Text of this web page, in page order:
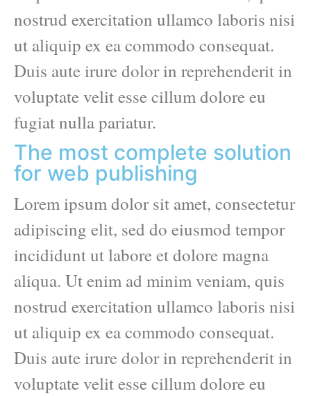
nostrud exercitation ullamco laboris nisi
ut aliquip ex ea commodo consequat.
Duis aute irure dolor in reprehenderit in
voluptate velit esse cillum dolore eu
fugiat nulla pariatur.
The most complete solution
for web publishing
Lorem ipsum dolor sit amet, consectetur
adipiscing elit, sed do eiusmod tempor
incididunt ut labore et dolore magna
aliqua. Ut enim ad minim veniam, quis
nostrud exercitation ullamco laboris nisi
ut aliquip ex ea commodo consequat.
Duis aute irure dolor in reprehenderit in
voluptate velit esse cillum dolore eu